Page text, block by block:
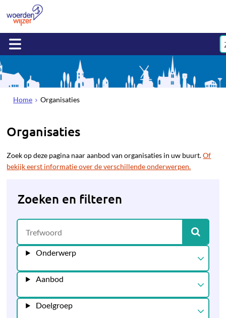
Home Organisaties
Organisaties
Zoek op deze pagina naar aanbod van organisaties in uw buurt.Of
bekijk eerst informatie over de verschillende onderwerpen.
Zoeken en filteren
Onderwerp
Aanbod
Doelgroep